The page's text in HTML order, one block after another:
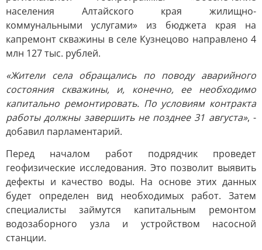
населения Алтайского края жилищно-
коммунальными услугами» из бюджета края на
капремонт скважины в селе Кузнецово направлено 4
млн 127 тыс. рублей.
«Жители села обращались по поводу аварийного
состояния скважины, и, конечно, ее необходимо
капитально ремонтировать. По условиям контракта
работы должны завершить не позднее 31 августа», -
добавил парламентарий.
Перед началом работ подрядчик проведет
геофизические исследования. Это позволит выявить
дефекты и качество воды. На основе этих данных
будет определен вид необходимых работ. Затем
специалисты займутся капитальным ремонтом
водозаборного узла и устройством насосной
станции.